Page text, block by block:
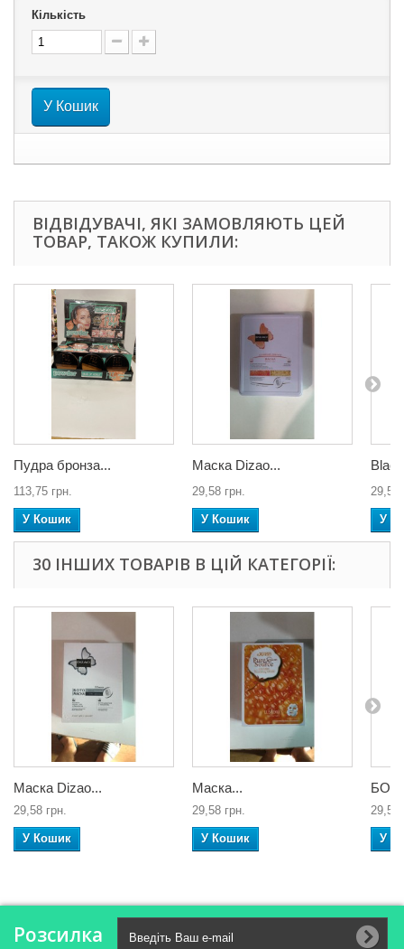
Кількість
У Кошик
ВІДВІДУВАЧІ, ЯКІ ЗАМОВЛЯЮТЬ ЦЕЙ
ТОВАР, ТАКОЖ КУПИЛИ:
Пудра бронза...
113,75 грн.
У Кошик
Маска Dizao...
29,58 грн.
У Кошик
29,58
У
30 ІНШИХ ТОВАРІВ В ЦІЙ КАТЕГОРІЇ:
Маска Dizao...
29,58 грн.
У Кошик
Маска...
29,58 грн.
У Кошик
29,58
У
Розсилка